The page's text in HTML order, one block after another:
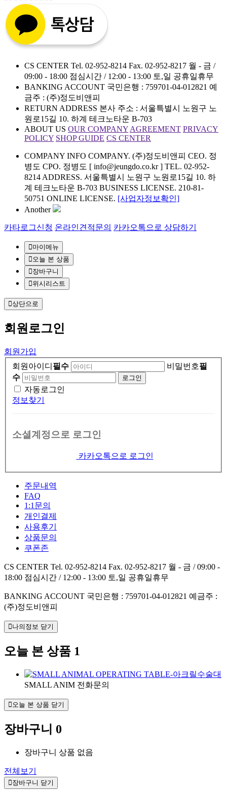
CS CENTER Tel. 02-952-8214 Fax. 02-952-8217 월 - 금 /
09:00 - 18:00 점심시간 / 12:00 - 13:00 토,일 공휴일휴무
BANKING ACCOUNT 국민은행 : 759701-04-012821 예
금주 : (주)정도비앤피
RETURN ADDRESS 본사 주소 : 서울특별시 노원구 노
원로15길 10. 하계 테크노타운 B-703
ABOUT US OUR COMPANY AGREEMENT PRIVACY
POLICY SHOP GUIDE CS CENTER
COMPANY INFO COMPANY. (주)정도비앤피 CEO. 정
병도 CPO. 정병도 [ info@jeungdo.co.kr ] TEL. 02-952-
8214 ADDRESS. 서울특별시 노원구 노원로15길 10. 하
계 테크노타운 B-703 BUSINESS LICENSE. 210-81-
50751 ONLINE LICENSE. [사업자정보확인]
Another
카타로그신청 온라인견적문의 카카오톡으로 상담하기
마이메뉴
오늘 본 상품
장바구니
위시리스트
상단으로
회원 로그인
회원가입
회원아이디 필수 비밀번호필
수
자동로그인
정보찾기
소셜계정으로 로그인
카카오톡으로 로그인
주문내역
FAQ
1:1문의
개인결제
사용후기
상품문의
쿠폰존
CS CENTER Tel. 02-952-8214 Fax. 02-952-8217 월 - 금 / 09:00 -
18:00 점심시간 / 12:00 - 13:00 토,일 공휴일휴무
BANKING ACCOUNT 국민은행 : 759701-04-012821 예금주 :
(주)정도비앤피
나의정보 닫기
오늘 본 상품 1
SMALL ANIM 전화문의
오늘 본 상품 닫기
장바구니 0
장바구니 상품 없음
전체보기
장바구니 닫기